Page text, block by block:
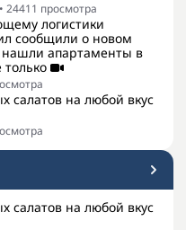
• 24411 просмотра
логистики
сообщили о новом
апартаменты в
только
салатов на любой вкус
салатов на любой вкус